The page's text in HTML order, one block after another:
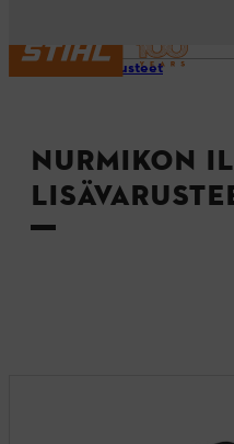
Lisävarusteet
NURMIKON